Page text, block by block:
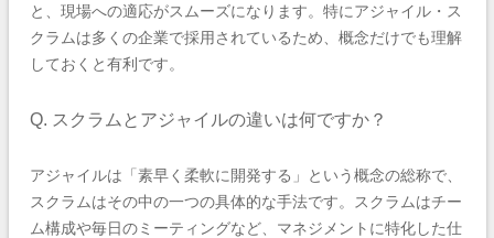
と、現場への適応がスムーズになります。特にアジャイル・ス
クラムは多くの企業で採用されているため、概念だけでも理解
しておくと有利です。
Q. スクラムとアジャイルの違いは何ですか？
アジャイルは「素早く柔軟に開発する」という概念の総称で、
スクラムはその中の一つの具体的な手法です。スクラムはチー
ム構成や毎日のミーティングなど、マネジメントに特化した仕